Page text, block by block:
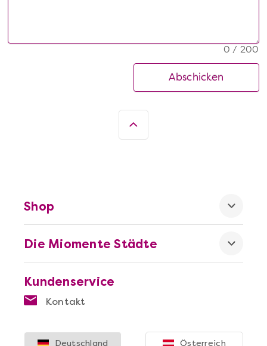
0 / 200
Abschicken
Kundenservice
Kontakt
Die Miomente Städte
Shop
Deutschland Österreich